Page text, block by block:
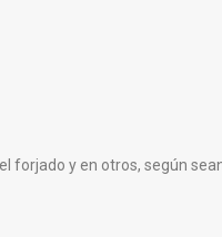
y en otros, según